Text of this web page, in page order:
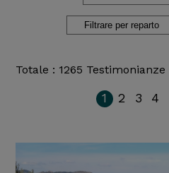
Totale : 1265 Testimonianze
1 2 3 4